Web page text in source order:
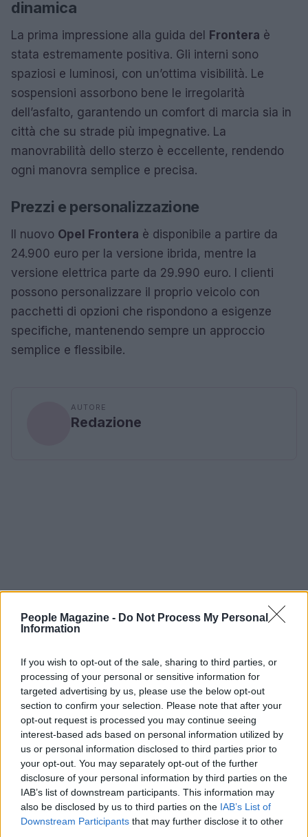
People Magazine - Do Not Process My Personal
Information
If you wish to opt-out of the sale, sharing to third parties, or
processing of your personal or sensitive information for
targeted advertising by us, please use the below opt-out
section to confirm your selection. Please note that after your
opt-out request is processed you may continue seeing
interest-based ads based on personal information utilized by
us or personal information disclosed to third parties prior to
your opt-out. You may separately opt-out of the further
disclosure of your personal information by third parties on the
IAB’s list of downstream participants. This information may
also be disclosed by us to third parties on the IAB’s List of
Downstream Participants that may further disclose it to other
dinamica
La prima impressione alla guida del Frontera è
stata estremamente positiva. Gli interni sono
spaziosi e luminosi, con un’ottima visibilità. Le
sospensioni assorbono bene le irregolarità
dell’asfalto, garantendo un comfort di marcia sia in
città che su strade più impegnative. La
manovrabilità dello sterzo è eccellente, rendendo
ogni manovra semplice e precisa.
Prezzi e personalizzazione
Il nuovo Opel Frontera è disponibile a partire da
24.900 euro per la versione ibrida, mentre la
versione elettrica parte da 29.990 euro. I clienti
possono personalizzare il proprio veicolo con
pacchetti di opzioni che rispondono a esigenze
specifiche, mantenendo sempre un approccio
semplice e flessibile.
AUTORE
Redazione
Continua a leggere